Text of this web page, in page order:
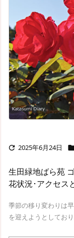
 2025年6月24日
生田緑地ばら苑
花状況･アクセス
季節の移り変わりは
を迎えようとしてお